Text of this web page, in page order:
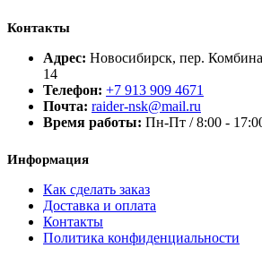
Контакты
Адрес: Новосибирск, пер.
14
Телефон: +7 913 909 4671
Почта: raider-nsk@mail.ru
Время работы: Пн-Пт / 8:00 -
Информация
Как сделать заказ
Доставка и оплата
Контакты
Политика конфиденциальности